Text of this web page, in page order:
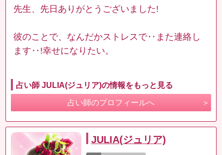
先生、先日ありがとうございました!
彼のことで、なんだかストレスで‥また連絡し
ます‥!幸せになりたい。
占い師 JULIA(ジュリア)の情報をもっと見る
占い師のプロフィールへ
JULIA(ジュリア)